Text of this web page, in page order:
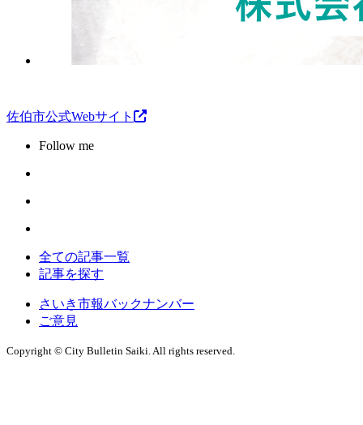
佐伯市公式Webサイト
Follow me
全ての記事一覧
記事を探す
さいき市報バックナンバー
ご意見
Copyright © City Bulletin Saiki. All rights reserved.